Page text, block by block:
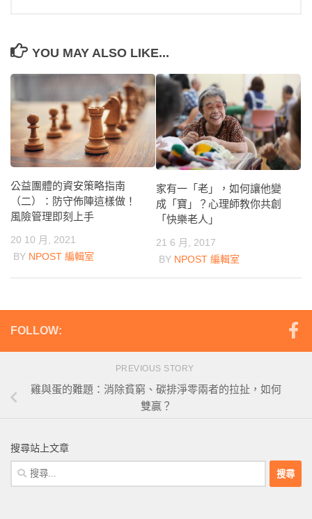
YOU MAY ALSO LIKE...
公益團體的資安策略指南
（二）：防守佈陣這樣做！
風險管理即刻上手
20 10 月, 2021
BY NPOST 編輯室
家有一「老」，如何讓他變
成「寶」？心理師教你共創
「快樂老人」
21 6 月, 2017
BY NPOST 編輯室
FOLLOW:
PREVIOUS STORY
雞與蛋的難題：消除貧窮、碳排淨零兩者的拉扯，如何
雙贏？
搜尋站上文章
搜
尋